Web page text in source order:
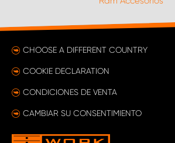
CHOOSE A DIFFERENT COUNTRY
COOKIE DECLARATION
CONDICIONES DE VENTA
CAMBIAR SU CONSENTIMIENTO